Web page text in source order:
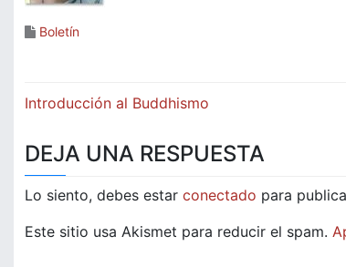
Boletín
Navegación
entradas
Introducción al Buddhismo
DEJA UNA RESPUESTA
Lo siento, debes estar conectado para
Este sitio usa Akismet para reducir el spam.